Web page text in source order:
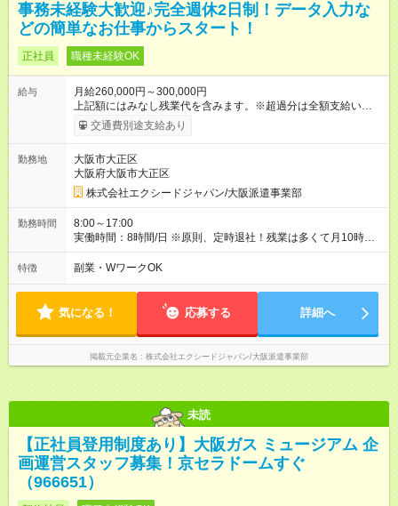
事務未経験大歓迎♪完全週休2日制！データ入力な
どの簡単なお仕事からスタート！
正社員 職種未経験OK
給与
月給260,000円～300,000円
上記額にはみなし残業代を含みます。※超過分は全額支給いたし
ます。 みなし残業代 15,875円／月 みなし残業時間 10時間／月
※経験・能力を考慮の上、当社規定により優遇いたします。 ※月
当 】 ■交通費支給（規定有） ■残業手当（全額） ■役職手当
（月3万円～20万円） ■資格手当（月3000円～28万円） ■住宅手
当（月5万円～10万円／規定有） ■扶養手当（1万円／月） ■子
供手当（1人5000円／月） 【 試用期間 】 試用期間は2ヶ月で
す ※その他、給与・待遇の変更はありません 【試用期間】試用
期間あり 試用期間の長さ：2ヶ月 雇用形態、給与は本採用時と
須となっております。未記入の場合は応募が無効となる可能性
がございます。
交通費別途支給あり
勤務地
大阪市大正区
大阪府大阪市大正区
株式会社エクシードジャパン/大阪派遣事業部
勤務時間
8:00～17:00
実働時間：8時間/日 ※原則、定時退社！残業は多くて月10時間
程度です
特徴 副業・WワークOK
気になる！ 応募する 詳細へ
掲載元企業名 株式会社エクシードジャパン/大阪派遣事業部
未読
【正社員登用制度あり】大阪ガス ミュージアム 企
画運営スタッフ募集！京セラドームすぐ
（966651）